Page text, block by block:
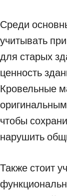
Среди
учитывать
для старых
ценность
Кровельные
чтобы
нарушить
Также стоит